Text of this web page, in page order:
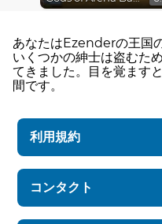
あなたはEzenderの王国
いくつかの紳士は盗むた
てきました。目を覚ます
間です。
利用規約
コンタクト